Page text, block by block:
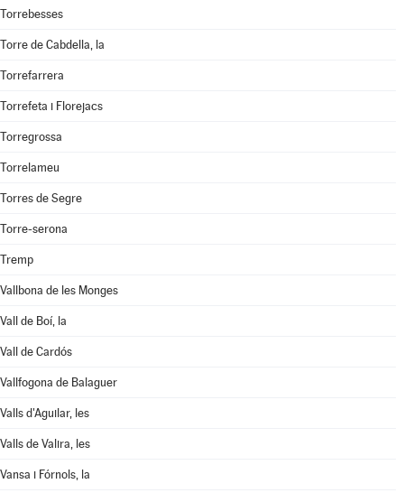
Torrebesses
Torre de Cabdella, la
Torrefarrera
Torrefeta i Florejacs
Torregrossa
Torrelameu
Torres de Segre
Torre-serona
Tremp
Vallbona de les Monges
Vall de Boí, la
Vall de Cardós
Vallfogona de Balaguer
Valls d'Aguilar, les
Valls de Valira, les
Vansa i Fórnols, la